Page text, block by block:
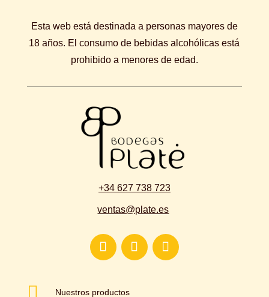
Esta web está destinada a personas mayores de
18 años. El consumo de bebidas alcohólicas está
prohibido a menores de edad.
+34 627 738 723
ventas@plate.es
 Nuestros productos